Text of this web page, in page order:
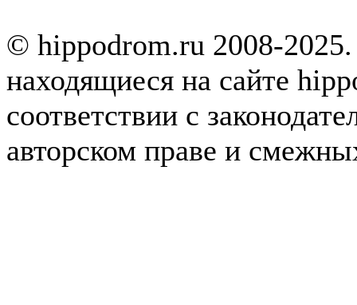
© hippodrom.ru 2008-
находящиеся на сайте
соответствии с
авторском праве и